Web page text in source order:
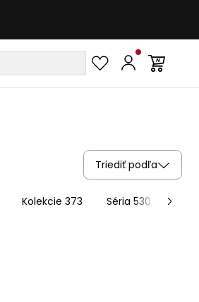
Triediť podľa
Kolekcie 373 Séria 530